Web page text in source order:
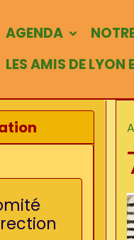
AGENDA
LES AMIS DE LYON